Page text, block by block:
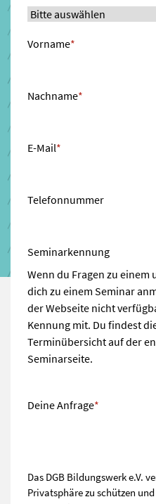
Vorname*
Nachname*
E-Mail*
Telefonnummer
Seminarkennung
Wenn du Fragen zu
dich zu einem Seminar
der Webseite nicht
Kennung mit. Du findest
Terminübersicht auf der
Seminarseite.
Deine Anfrage*
Das DGB Bildungswerk e.V.
Privatsphäre zu schützen